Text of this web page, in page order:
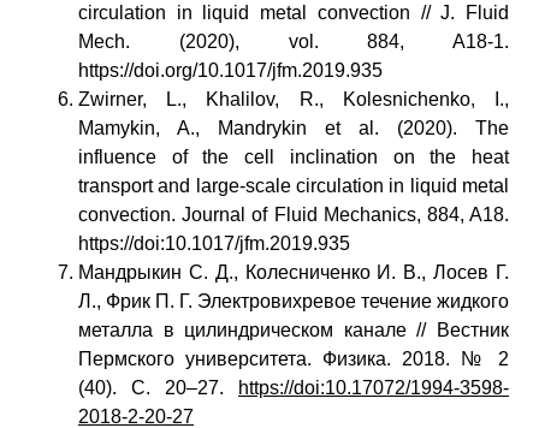
circulation in liquid metal convection // J. Fluid
Mech. (2020), vol. 884, A18-1.
https://doi.org/10.1017/jfm.2019.935
Zwirner, L., Khalilov, R., Kolesnichenko, I.,
Mamykin, A., Mandrykin et al. (2020). The
influence of the cell inclination on the heat
transport and large-scale circulation in liquid metal
convection. Journal of Fluid Mechanics, 884, A18.
https://doi:10.1017/jfm.2019.935
Мандрыкин С. Д., Колесниченко И. В., Лосев Г.
Л., Фрик П. Г. Электровихревое течение жидкого
металла в цилиндрическом канале // Вестник
Пермского университета. Физика. 2018. № 2
(40). С. 20–27.
https://doi:10.17072/1994-3598-
2018-2-20-27